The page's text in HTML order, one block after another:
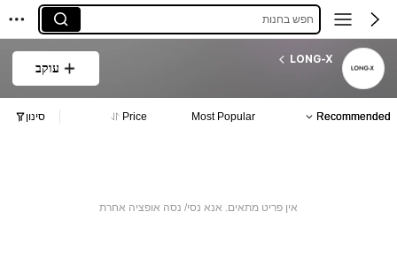
חפש בחנות
LONG-X
עוקב
Recommended
Most Popular
Price סינון
אין פריט מתאים. אנא נסי/ נסה אופציה אחרת